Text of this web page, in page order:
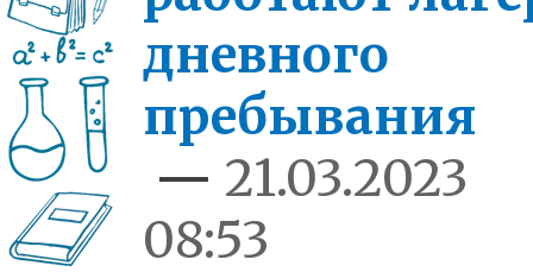
дневного
пребывания
— 21.03.2023
08:53